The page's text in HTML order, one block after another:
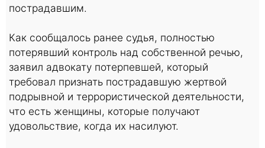
пострадавшим.
Как сообщалось ранее судья, полностью
потерявший контроль над собственной речью,
заявил адвокату потерпевшей, который
требовал признать пострадавшую жертвой
подрывной и террористической деятельности,
что есть женщины, которые получают
удовольствие, когда их насилуют.